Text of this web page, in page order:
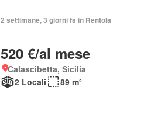
2 settimane, 3 giorni fa in Rentola
520 €/al mese
Calascibetta, Sicilia
2 Locali
89 m²